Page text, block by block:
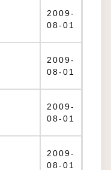
2009-
08-01
2009-
08-01
2009-
08-01
2009-
08-01